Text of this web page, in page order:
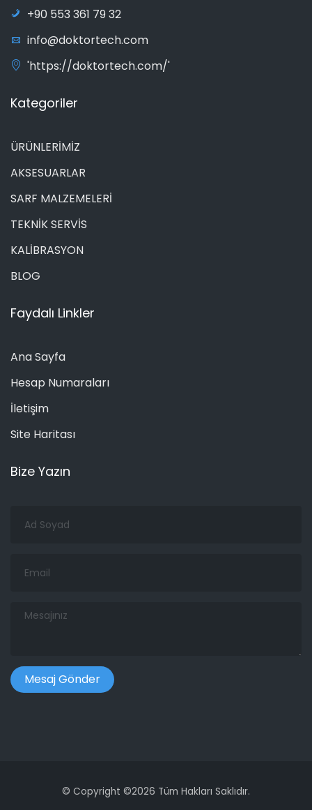
+90 553 361 79 32
info@doktortech.com
'https://doktortech.com/'
Kategoriler
ÜRÜNLERİMİZ
AKSESUARLAR
SARF MALZEMELERİ
TEKNİK SERVİS
KALİBRASYON
BLOG
Faydalı Linkler
Ana Sayfa
Hesap Numaraları
İletişim
Site Haritası
Bize Yazın
Soyad
Mesajınız
© Copyright ©2026 Tüm Hakları Saklıdır.